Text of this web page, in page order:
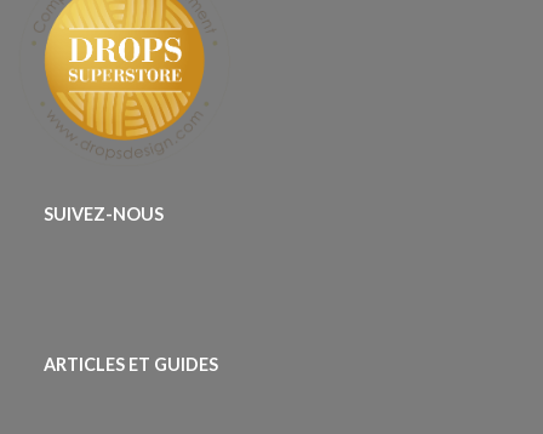
SUIVEZ-NOUS
ARTICLES ET GUIDES